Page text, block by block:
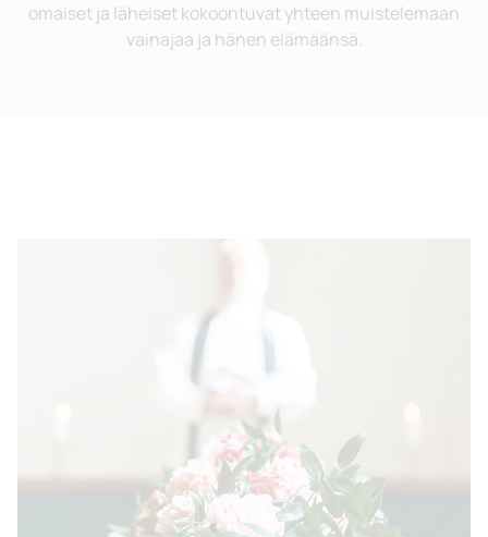
omaiset ja läheiset kokoontuvat yhteen muistelemaan
vainajaa ja hänen elämäänsä.